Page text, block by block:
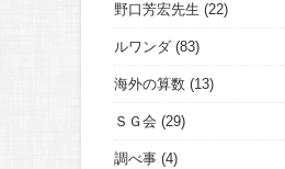
野口芳宏先生 (22)
ルワンダ (83)
海外の算数 (13)
ＳＧ会 (29)
調べ事 (4)